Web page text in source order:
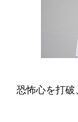
恐怖心を打